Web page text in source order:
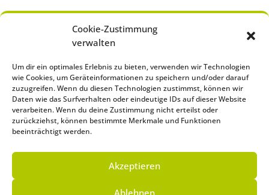
Cookie-Zustimmung
verwalten
Um dir ein optimales Erlebnis zu bieten, verwenden wir Technologien
wie Cookies, um Geräteinformationen zu speichern und/oder darauf
zuzugreifen. Wenn du diesen Technologien zustimmst, können wir
Daten wie das Surfverhalten oder eindeutige IDs auf dieser Website
verarbeiten. Wenn du deine Zustimmung nicht erteilst oder
zurückziehst, können bestimmte Merkmale und Funktionen
beeinträchtigt werden.
Akzeptieren
Ablehnen
Uncategorized
Meta
Anmelden
Eintrags-Feed
Kommentar-Feed